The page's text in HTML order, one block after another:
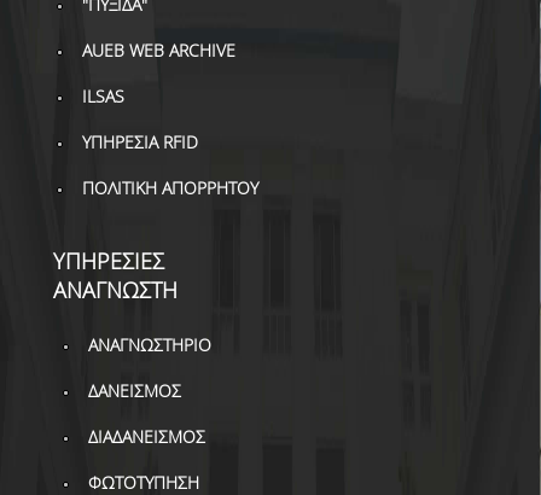
AUEB WEB ARCHIVE
ILSAS
ΥΠΗΡΕΣΙΑ RFID
ΠΟΛΙΤΙΚΗ ΑΠΟΡΡΗΤΟΥ
ΥΠΗΡΕΣΙΕΣ
ΑΝΑΓΝΩΣΤΗ
ΑΝΑΓΝΩΣΤΗΡΙΟ
ΔΑΝΕΙΣΜΟΣ
ΔΙΑΔΑΝΕΙΣΜΟΣ
ΦΩΤΟΤΥΠΗΣΗ